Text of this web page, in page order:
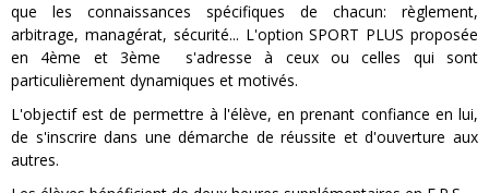
que les connaissances spécifiques de chacun: règlement,
arbitrage, managérat, sécurité... L'option SPORT PLUS proposée
en 4ème et 3ème s'adresse à ceux ou celles qui sont
particulièrement dynamiques et motivés.
L'objectif est de permettre à l'élève, en prenant confiance en lui,
de s'inscrire dans une démarche de réussite et d'ouverture aux
autres.